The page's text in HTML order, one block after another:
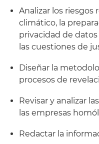
Analizar los riesgos
climático, la
privacidad de
las cuestiones de
Diseñar la
procesos de
Revisar y analizar
las empresas
Redactar la